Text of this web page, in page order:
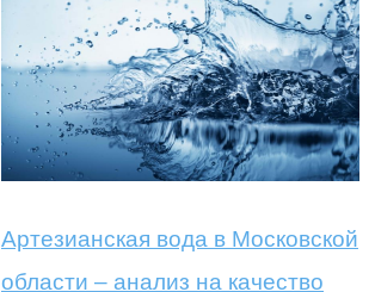
Артезианская вода в Московской
области – анализ на качество